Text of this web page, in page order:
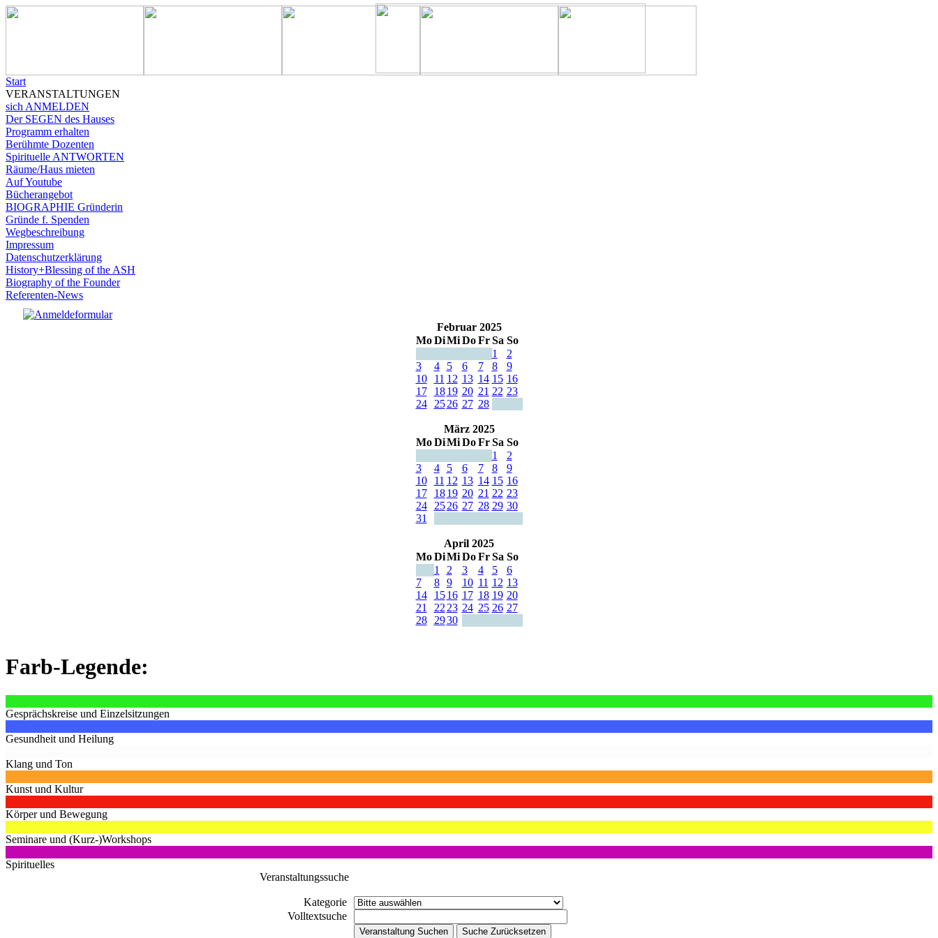
Start
VERANSTALTUNGEN
sich ANMELDEN
Der SEGEN des Hauses
Programm erhalten
Berühmte Dozenten
Spirituelle ANTWORTEN
Räume/Haus mieten
Auf Youtube
Bücherangebot
BIOGRAPHIE Gründerin
Gründe f. Spenden
Wegbeschreibung
Impressum
Datenschutzerklärung
History+Blessing of the ASH
Biography of the Founder
Referenten-News
Februar 2025
Mo DiMi Do Fr Sa So
1
2
3
4 5 6 7 8
9
10
11 12 13 14 15 16
17
18 19 20 21 22 23
24
25 26 27 28
März 2025
Mo DiMi Do Fr Sa So
1
2
3
4 5 6 7 8
9
10
11 12 13 14 15 16
17
18 19 20 21 22 23
24
25 26 27 28 29 30
31
April 2025
Mo DiMi Do Fr Sa So
1
2 3 4 5
6
7
8 9 10 11 12 13
14
15 16 17 18 19 20
21
22 23 24 25 26 27
28
2930
Farb-Legende:
Gesprächskreise und Einzelsitzungen
Gesundheit und Heilung
Klang und Ton
Kunst und Kultur
Körper und Bewegung
Seminare und (Kurz-)Workshops
Spirituelles
Veranstaltungssuche
Kategorie
Volltextsuche